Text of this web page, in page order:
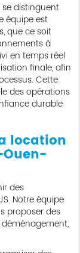
distinguent
équipe est
que ce soit
à
en temps réel
finale, afin
Cette
des opérations
durable
location
des
Notre équipe
proposer des